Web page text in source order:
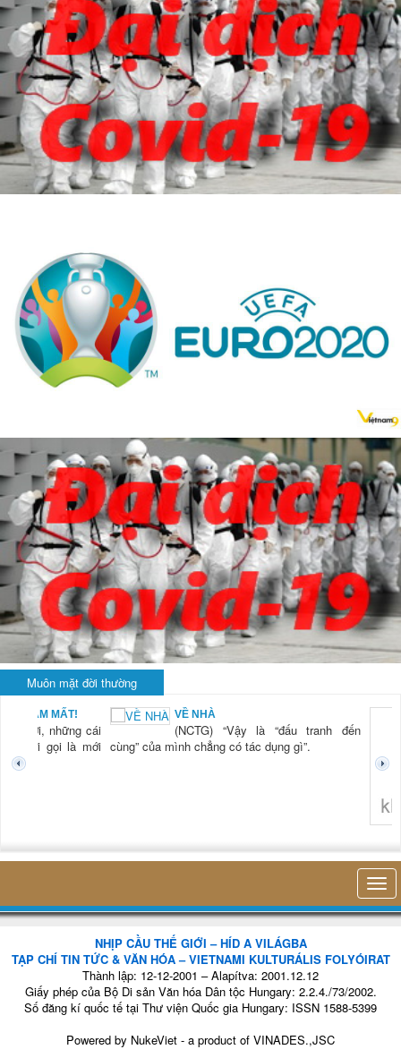
Muôn mặt đời thường
VỀ NHÀ
(NCTG) “Vậy là “đấu tranh đến
mình chẳng có tác dụng gì”.
NHỊP CẦU THẾ GIỚI – HÍD A VILÁGBA
TẠP CHÍ TIN TỨC & VĂN HÓA – VIETNAMI KULTURÁLIS FOLYÓIRAT
Thành lập: 12-12-2001 – Alapítva: 2001.12.12
Giấy phép của Bộ Di sản Văn hóa Dân tộc Hungary: 2.2.4./73/2002.
Số đăng kí quốc tế tại Thư viện Quốc gia Hungary: ISSN 1588-5399
Powered by NukeViet - a product of VINADES.,JSC